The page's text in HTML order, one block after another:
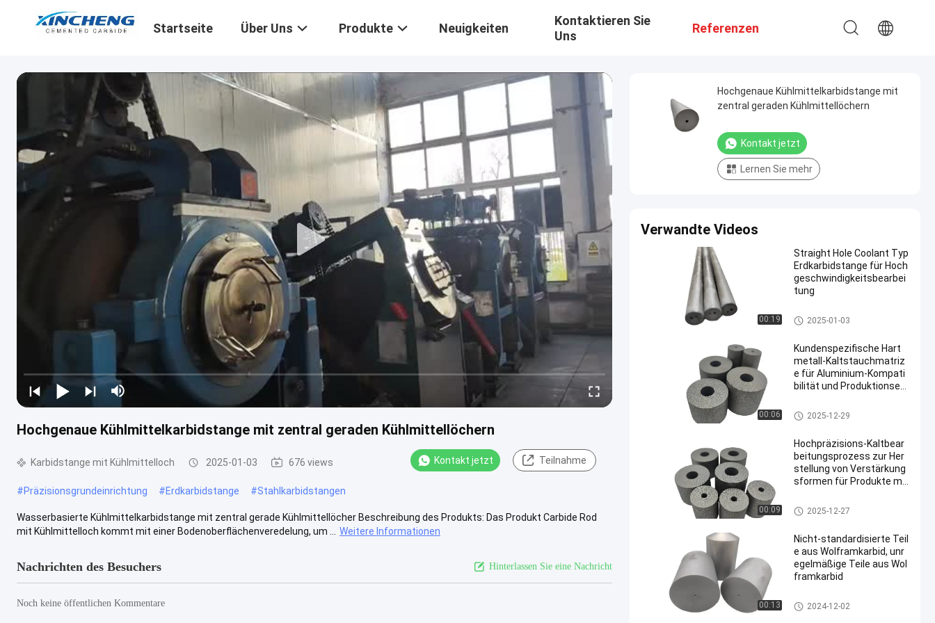
Startseite Über Uns Produkte Neuigkeiten
Kontaktieren Sie
Uns
Referenzen
Hochgenaue Kühlmittelkarbidstange mit zentral geraden Kühlmittellöchern
Karbidstange mit Kühlmittelloch 2025-01-03 676 views Kontakt jetzt Teilnahme
#Präzisionsgrundeinrichtung #Erdkarbidstange #Stahlkarbidstangen
Wasserbasierte Kühlmittelkarbidstange mit zentral gerade Kühlmittellöcher Beschreibung des Produkts: Das Produkt Carbide Rod
mit Kühlmittelloch kommt mit einer Bodenoberflächenveredelung, um ...
Weitere Informationen
Nachrichten des Besuchers Hinterlassen Sie eine Nachricht
Noch keine öffentlichen Kommentare
Hochgenaue Kühlmittelkarbidstange mit
zentral geraden Kühlmittellöchern
Kontakt jetzt
Lernen Sie mehr
Verwandte Videos
00:19
Straight Hole Coolant Typ
Erdkarbidstange für Hoch
geschwindigkeitsbearbei
tung
Karbidstange mit Kühlmittello
ch
2025-01-03
00:06
Kundenspezifische Hart
metall-Kaltstauchmatriz
e für Aluminium-Kompati
bilität und Produktionseffi
mit einem Gehalt an Kohlenwa
sserstoffen von mehr als 85 G
2025-12-29
00:09
Hochpräzisions-Kaltbear
beitungsprozess zur Her
stellung von Verstärkung
sformen für Produkte mit
mit einem Gehalt an Kohlenwa
sserstoffen von mehr als 85 G
2025-12-27
00:13
Nicht-standardisierte Teil
e aus Wolframkarbid, unr
egelmäßige Teile aus Wol
framkarbid
Teile für nicht standardisierte
Carbide
2024-12-02